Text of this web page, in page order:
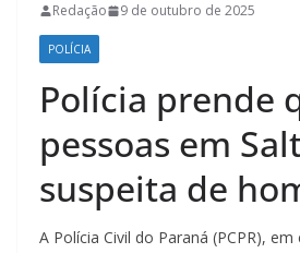
Redação 9 de outubro de 2025
POLÍCIA
Polícia prende
pessoas em
suspeita de
A Polícia Civil do Paraná (PCPR),